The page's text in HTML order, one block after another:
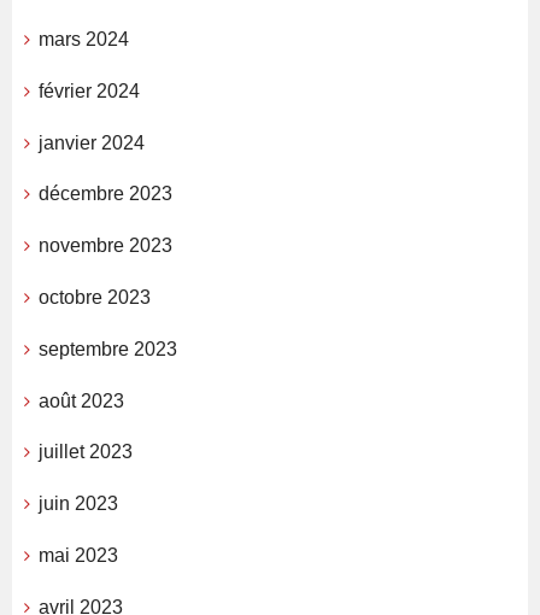
mars 2024
février 2024
janvier 2024
décembre 2023
novembre 2023
octobre 2023
septembre 2023
août 2023
juillet 2023
juin 2023
mai 2023
avril 2023